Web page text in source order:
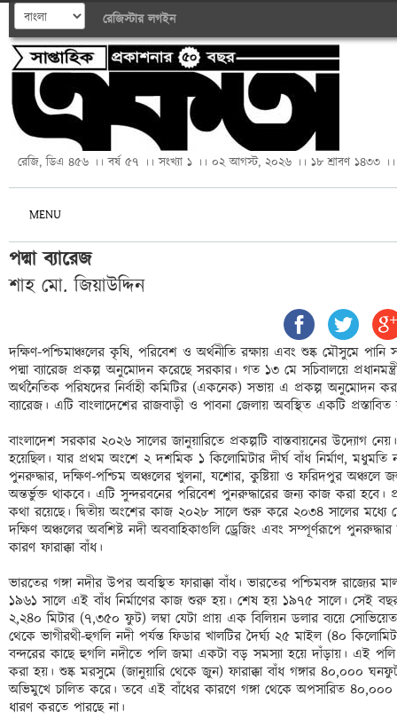
রেজিস্টার লগইন
রেজি, ডিএ ৪৫৬ ।। বর্ষ ৫৭ ।। সংখ্যা ১ ।। ০২ আগস্ট, ২০২৬ ।। ১৮ শ্রাবণ ১৪৩৩ ।।
MENU
পদ্মা ব্যারেজ
শাহ মো. জিয়াউদ্দিন
দক্ষিণ-পশ্চিমাঞ্চলের কৃষি, পরিবেশ ও অর্থনীতি রক্ষায় এবং শুষ্ক মৌসুমে
পদ্মা ব্যারেজ প্রকল্প অনুমোদন করেছে সরকার। গত ১৩ মে সচিবালয়ে
অর্থনৈতিক পরিষদের নির্বাহী কমিটির (একনেক) সভায় এ প্রকল্প অনুমোদন করা
ব্যারেজ। এটি বাংলাদেশের রাজবাড়ী ও পাবনা জেলায় অবস্থিত একটি
বাংলাদেশ সরকার ২০২৬ সালের জানুয়ারিতে প্রকল্পটি বাস্তবায়নের উদ্যোগ
হয়েছিল। যার প্রথম অংশে ২ দশমিক ১ কিলোমিটার দীর্ঘ বাঁধ নির্মাণ, মধুমতি
পুনরুদ্ধার, দক্ষিণ-পশ্চিম অঞ্চলের খুলনা, যশোর, কুষ্টিয়া ও ফরিদপুর অঞ্চলে
অন্তর্ভুক্ত থাকবে। এটি সুন্দরবনের পরিবেশ পুনরুদ্ধারের জন্য কাজ করা
কথা রয়েছে। দ্বিতীয় অংশের কাজ ২০২৮ সালে শুরু করে ২০৩৪ সালের মধ্যে
দক্ষিণ অঞ্চলের অবশিষ্ট নদী অববাহিকাগুলি ড্রেজিং এবং সম্পূর্ণরূপে
কারণ ফারাক্কা বাঁধ।
ভারতের গঙ্গা নদীর উপর অবস্থিত ফারাক্কা বাঁধ। ভারতের পশ্চিমবঙ্গ রাজ্যের
১৯৬১ সালে এই বাঁধ নির্মাণের কাজ শুরু হয়। শেষ হয় ১৯৭৫ সালে। সেই বছর
২,২৪০ মিটার (৭,৩৫০ ফুট) লম্বা যেটা প্রায় এক বিলিয়ন ডলার ব্যয়ে
থেকে ভাগীরথী-হুগলি নদী পর্যন্ত ফিডার খালটির দৈর্ঘ্য ২৫ মাইল (৪০
বন্দরের কাছে হুগলি নদীতে পলি জমা একটা বড় সমস্যা হয়ে দাঁড়ায়। এই পলি
করা হয়। শুষ্ক মরসুমে (জানুয়ারি থেকে জুন) ফারাক্কা বাঁধ গঙ্গার ৪০,০০০
অভিমুখে চালিত করে। তবে এই বাঁধের কারণে গঙ্গা থেকে অপসারিত ৪০,০০০
ধারণ করতে পারছে না।